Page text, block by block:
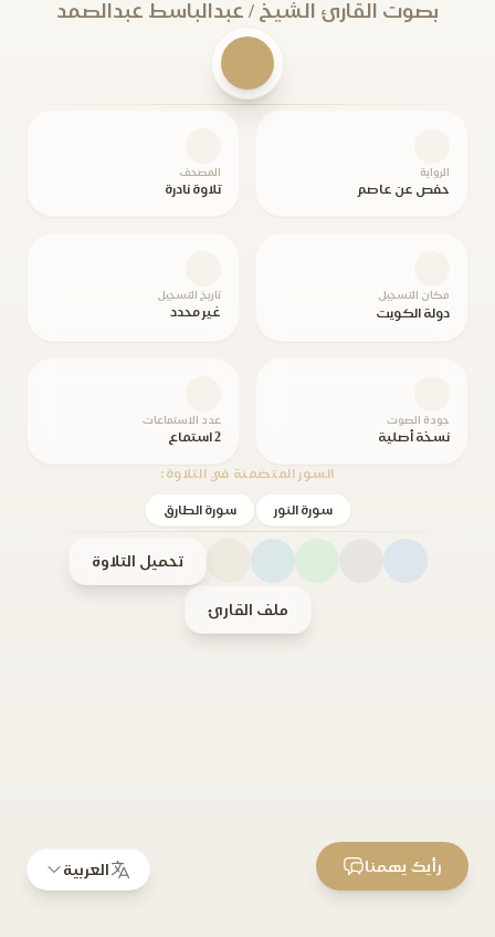
بصوت القارئ الشيخ / عبدالباسط عبدالصمد
الرواية
حفص عن عاصم
المصحف
تلاوة نادرة
مكان التسجيل
دولة الكويت
تاريخ التسجيل
غير محدد
جودة الصوت
نسخة أصلية
عدد الاستماعات
2 استماع
السور المتضمنة في التلاوة:
سورة النور سورة الطارق
تحميل التلاوة
ملف القارئ
العربية رأيك يهمنا